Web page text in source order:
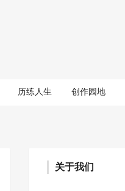
历练人生 创作园地
关于我们